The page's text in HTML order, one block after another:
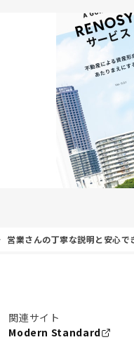
営業さんの丁寧な説明と安心で
関連サイト
Modern Standard